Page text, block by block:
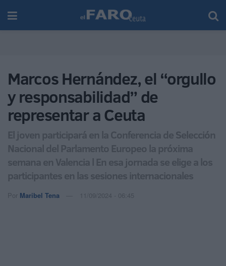
Marcos Hernández, el “orgullo
y responsabilidad” de
representar a Ceuta
El joven participará en la Conferencia de Selección
Nacional del Parlamento Europeo la próxima
semana en Valencia l En esa jornada se elige a los
participantes en las sesiones internacionales
Por Maribel Tena 11/09/2024 - 06:45